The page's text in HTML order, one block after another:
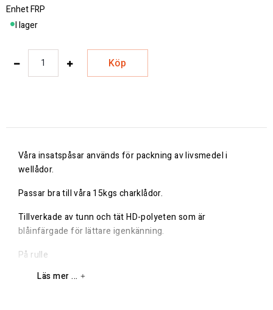
EnhetFRP
I lager
Köp
Våra insatspåsar används för packning av livsmedel i
wellådor.
Passar bra till våra 15kgs charklådor.
Tillverkade av tunn och tät HD-polyeten som är
blåinfärgade för lättare igenkänning.
På rulle
2rl x 375st/frp
Läs mer ...